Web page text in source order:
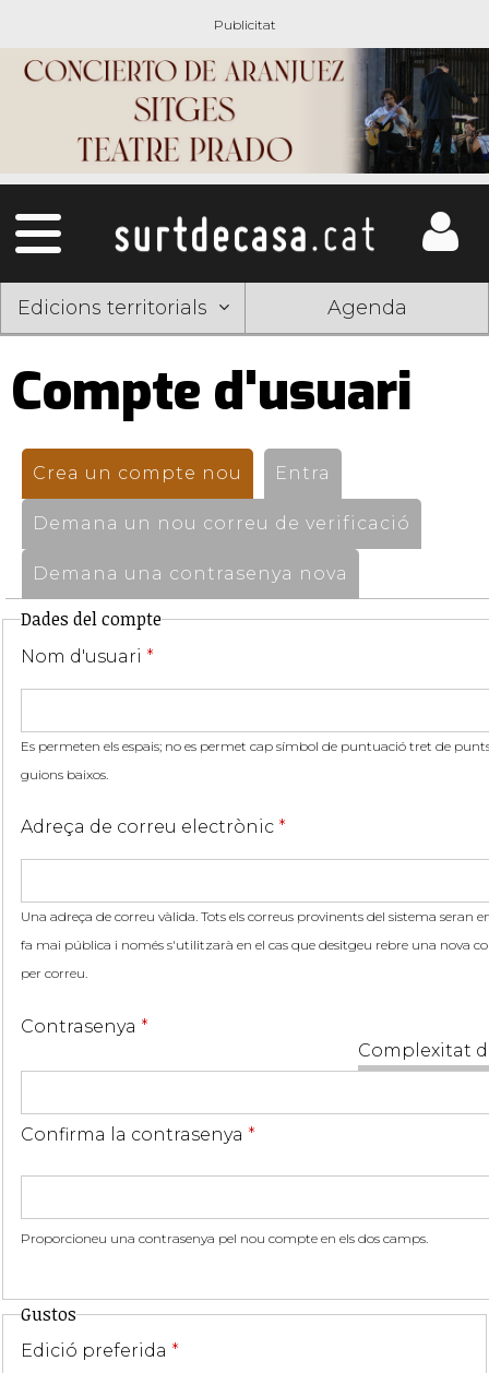
Edicions territorials Agenda
Compte d'usuari
Pestanyes
primàries
Crea un compte nou (pestanya activa)
Entra
Demana un nou correu de verificació
Demana una contrasenya nova
Dades del compte
Nom d'usuari *
Es permeten els espais; no es permet cap símbol de puntuació tret de
guions baixos.
Adreça de correu electrònic *
Una adreça de correu vàlida. Tots els correus provinents del sistema seran
fa mai pública i només s'utilitzarà en el cas que desitgeu rebre una nova
per correu.
Complexitat
Contrasenya *
Confirma la contrasenya *
Proporcioneu una contrasenya pel nou compte en els dos camps.
Gustos
Edició preferida *